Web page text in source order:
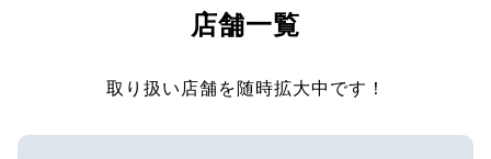
店舗一覧
取り扱い店舗を随時拡大中です！